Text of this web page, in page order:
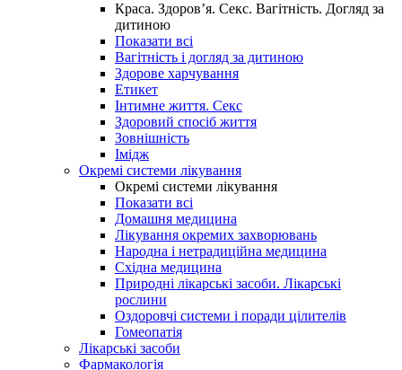
Краса. Здоров’я. Секс. Вагітність. Догляд за
дитиною
Показати всі
Вагітність і догляд за дитиною
Здорове харчування
Етикет
Інтимне життя. Секс
Здоровий спосіб життя
Зовнішність
Імідж
Окремі системи лікування
Окремі системи лікування
Показати всі
Домашня медицина
Лікування окремих захворювань
Народна і нетрадиційна медицина
Східна медицина
Природні лікарські засоби. Лікарські
рослини
Оздоровчі системи і поради цілителів
Гомеопатія
Лікарські засоби
Фармакологія